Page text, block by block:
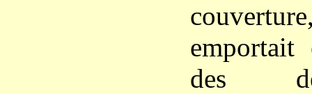
emportait
des